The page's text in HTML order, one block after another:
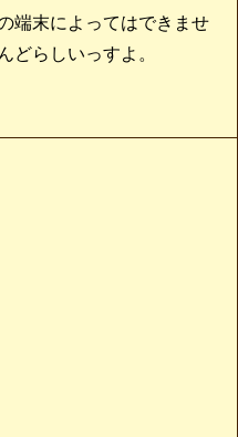
端末によってはできませ
どらしいっすよ。